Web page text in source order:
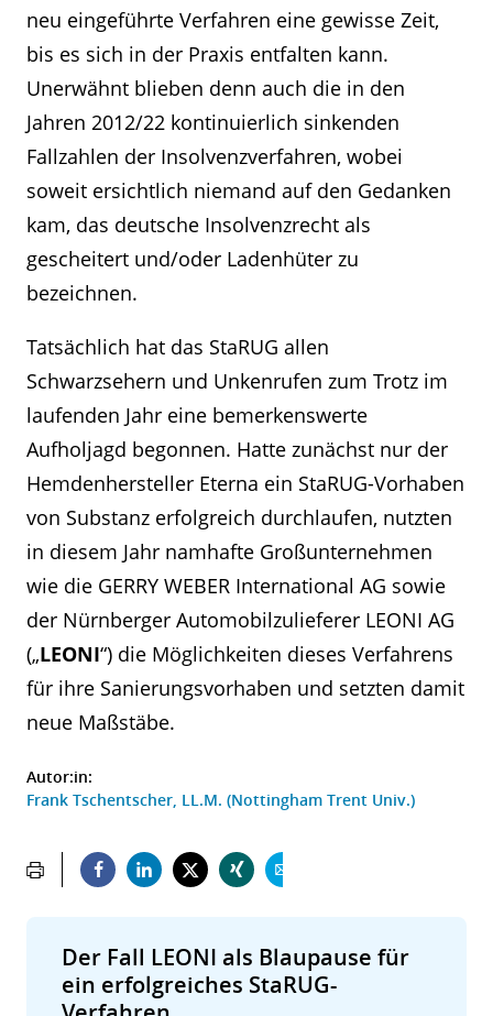
neu eingeführte Verfahren eine gewisse Zeit,
bis es sich in der Praxis entfalten kann.
Unerwähnt blieben denn auch die in den
Jahren 2012/22 kontinuierlich sinkenden
Fallzahlen der Insolvenzverfahren, wobei
soweit ersichtlich niemand auf den Gedanken
kam, das deutsche Insolvenzrecht als
gescheitert und/oder Ladenhüter zu
bezeichnen.
Tatsächlich hat das StaRUG allen
Schwarzsehern und Unkenrufen zum Trotz im
laufenden Jahr eine bemerkenswerte
Aufholjagd begonnen. Hatte zunächst nur der
Hemdenhersteller Eterna ein StaRUG-Vorhaben
von Substanz erfolgreich durchlaufen, nutzten
in diesem Jahr namhafte Großunternehmen
wie die GERRY WEBER International AG sowie
der Nürnberger Automobilzulieferer LEONI AG
(„LEONI“) die Möglichkeiten dieses Verfahrens
für ihre Sanierungsvorhaben und setzten damit
neue Maßstäbe.
Autor:in:
Frank Tschentscher, LL.M. (Nottingham Trent Univ.)
Der Fall LEONI als Blaupause für
ein erfolgreiches StaRUG-